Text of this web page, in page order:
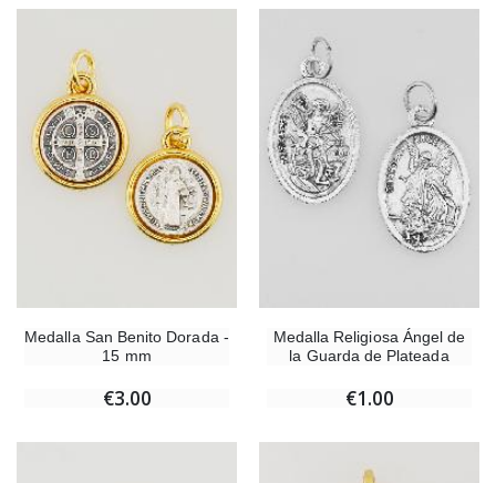
Medalla San Benito Dorada -
15 mm
€3.00
Medalla Religiosa Ángel de
la Guarda de Plateada
€1.00